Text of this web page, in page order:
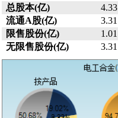
总股本(亿)
4.33
流通A股(亿)
3.31
限售股份(亿)
1.01
无限售股份(亿)
3.31